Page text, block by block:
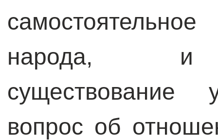
народа, и
существование
вопрос об